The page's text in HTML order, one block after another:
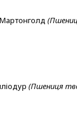
(Пшениця